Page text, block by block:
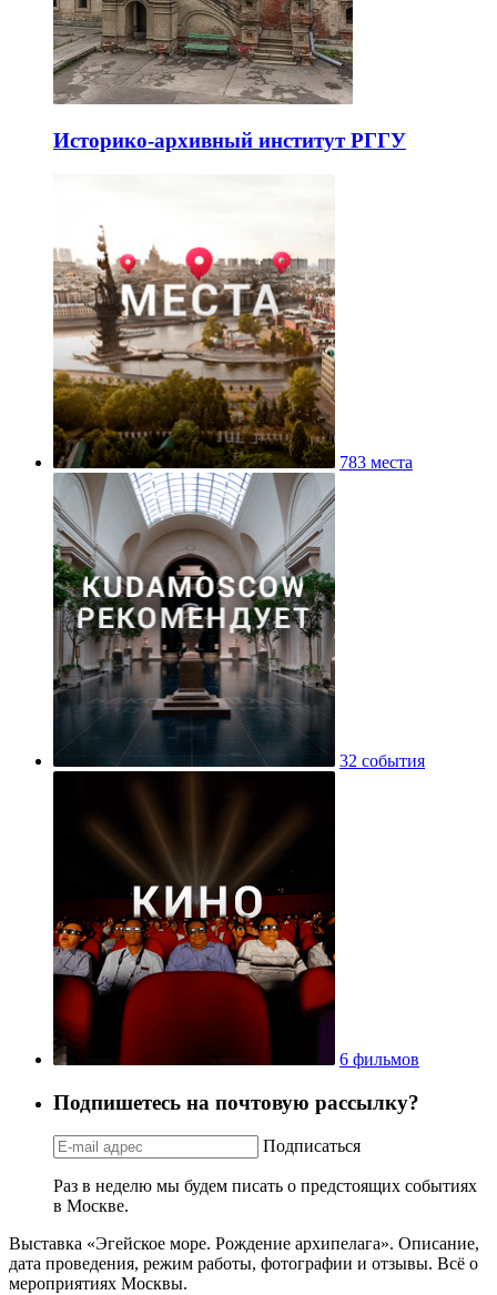
Историко-архивный институт РГГУ
783 места
32 события
6 фильмов
Подпишетесь на почтовую рассылку?
Подписаться
Раз в неделю мы будем писать о предстоящих событиях
в Москве.
Выставка «Эгейское море. Рождение архипелага». Описание,
дата проведения, режим работы, фотографии и отзывы. Всё о
мероприятиях Москвы.